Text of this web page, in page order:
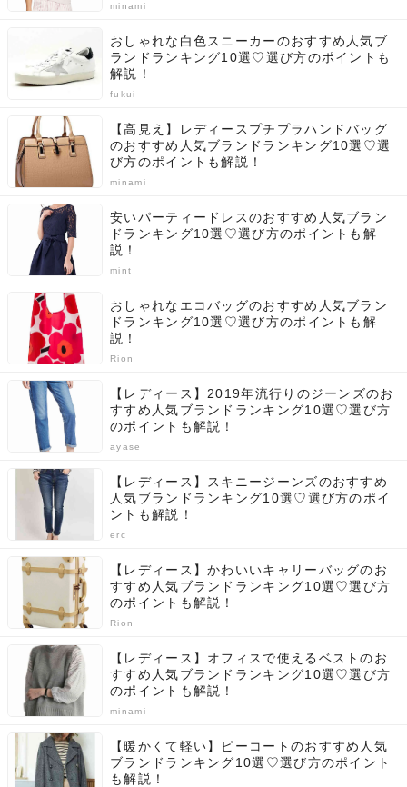
minami
おしゃれな白色スニーカーのおすすめ人気ブ
ランドランキング10選♡選び方のポイントも
解説！
fukui
【高見え】レディースプチプラハンドバッグ
のおすすめ人気ブランドランキング10選♡選
び方のポイントも解説！
minami
安いパーティードレスのおすすめ人気ブラン
ドランキング10選♡選び方のポイントも解
説！
mint
おしゃれなエコバッグのおすすめ人気ブラン
ドランキング10選♡選び方のポイントも解
説！
Rion
【レディース】2019年流行りのジーンズのお
すすめ人気ブランドランキング10選♡選び方
のポイントも解説！
ayase
【レディース】スキニージーンズのおすすめ
人気ブランドランキング10選♡選び方のポイ
ントも解説！
erc
【レディース】かわいいキャリーバッグのお
すすめ人気ブランドランキング10選♡選び方
のポイントも解説！
Rion
【レディース】オフィスで使えるベストのお
すすめ人気ブランドランキング10選♡選び方
のポイントも解説！
minami
【暖かくて軽い】ピーコートのおすすめ人気
ブランドランキング10選♡選び方のポイント
も解説！